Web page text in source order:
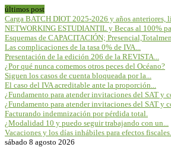
últimos post
Carga BATCH DIOT 2025-2026 y años anteriores,
NETWORKING ESTUDIANTIL y Becas al 100%
Esquemas de CAPACITACIÓN;
Las complicaciones de la tasa 0% de IVA...
Presentación de la edición 206 de la REVISTA...
¿Por qué nunca comemos otros peces del Océano?
Siguen los casos de cuenta bloqueada por la...
El caso del IVA acreditable ante la proporción...
¿Fundamento para atender invitaciones del SAT y
¿Fundamento para atender invitaciones del SAT y
Facturando indemnización por pérdida total.
¿Modalidad 10 y puedo seguir trabajando con un...
Vacaciones y los días inhábiles para efectos fiscales.
sábado 8 agosto 2026